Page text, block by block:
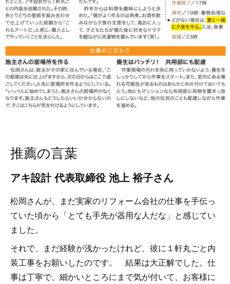
推薦の言葉
アキ設計 代表取締役 池上 裕子さん
松岡さんが、まだ実家のリフォーム会社の仕事を手伝っ
ていた頃から「とても手先が器用な人だな」と感じてい
ました。
それで、まだ経験が浅かったけれど、彼に１軒丸ごと内
装工事をお願いしたのです。 結果は大正解でした。仕
事は丁寧で、細かいところにまで気が付いて、お客様に